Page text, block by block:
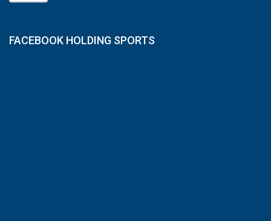
FACEBOOK HOLDING SPORTS